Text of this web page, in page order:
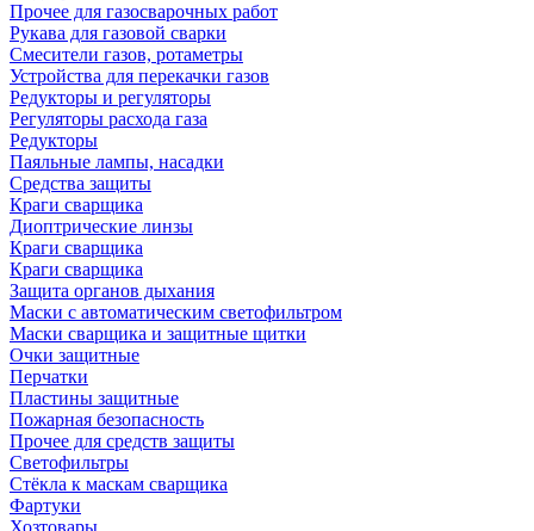
Прочее для газосварочных работ
Рукава для газовой сварки
Смесители газов, ротаметры
Устройства для перекачки газов
Редукторы и регуляторы
Регуляторы расхода газа
Редукторы
Паяльные лампы, насадки
Средства защиты
Краги сварщика
Диоптрические линзы
Краги сварщика
Краги сварщика
Защита органов дыхания
Маски с автоматическим светофильтром
Маски сварщика и защитные щитки
Очки защитные
Перчатки
Пластины защитные
Пожарная безопасность
Прочее для средств защиты
Светофильтры
Стёкла к маскам сварщика
Фартуки
Хозтовары